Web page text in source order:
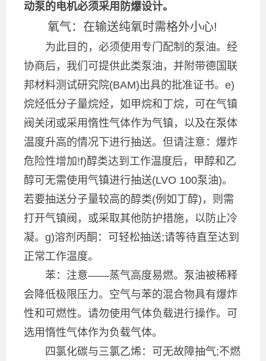
动泵的电机必须采用防爆设计。
氧气：在输送纯氧时需格外小心!
为此目的，必须使用专门配制的泵油。经
协商后，我们可提供此类泵油，并附带德国联
邦材料测试研究院(BAM)出具的批准证书。e)
烷烃低分子量烷烃，如甲烷和丁烷，可在气镇
阀关闭或采用惰性气体作为气镇，以及在泵体
温度升高的情况下进行抽送。但请注意：爆炸
危险性增加!f)醇类达到工作温度后，甲醇和乙
醇可无需使用气镇进行抽送(LVO 100泵油)。
若要抽送分子量较高的醇类(例如丁醇)，则需
打开气镇阀，或采取其他防护措施，以防止冷
凝。g)溶剂丙酮：可轻松抽送;请等待直至达到
正常工作温度。
苯：注意——蒸气高度易燃。泵油被稀释
会降低极限压力。空气与苯的混合物具有爆炸
性和可燃性。请勿使用气体负载进行操作。可
选用惰性气体作为负载气体。
四氯化碳与三氯乙烯：可无故障抽气;不燃